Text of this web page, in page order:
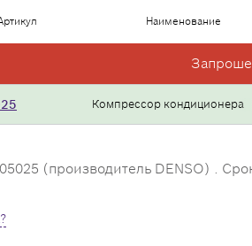
Наименование
Компрессор кондиционера
(производитель DENSO) .